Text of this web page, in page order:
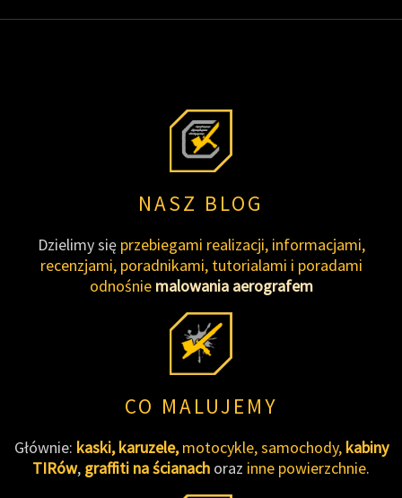
NASZ BLOG
Dzielimy się przebiegami realizacji, informacjami,
recenzjami, poradnikami, tutorialami i poradami
odnośnie malowania aerografem
CO MALUJEMY
Głównie: kaski, karuzele, motocykle, samochody, kabiny
TIRów, graffiti na ścianach oraz inne powierzchnie.